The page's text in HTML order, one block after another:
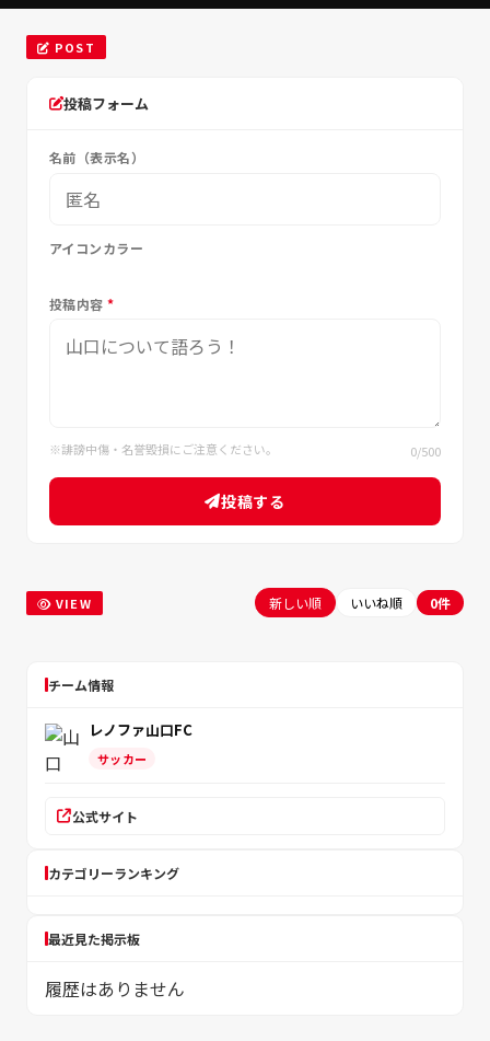
POST
投稿フォーム
名前（表示名）
アイコンカラー
投稿内容*
※誹謗中傷・名誉毀損にご注意ください。 0/500
投稿する
VIEW 新しい順 いいね順 0件
チーム情報
レノファ山口FC
サッカー
公式サイト
カテゴリーランキング
最近見た掲示板
履歴はありません